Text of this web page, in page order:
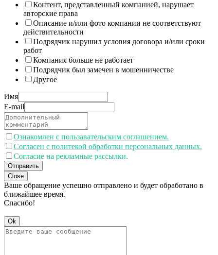
Контент, представленный компанией, нарушает
авторские права
Описание и/или фото компании не соответствуют
действительности
Подрядчик нарушил условия договора и/или сроки
работ
Компания больше не работает
Подрядчик был замечен в мошенничестве
Другое
Имя
E-mail
Ознакомлен с пользавательским соглашением.
Согласен с политекой обработки персональных данных.
Согласие на рекламные рассылки.
Отправить
Close
Ваше обращение успешно отправлено и будет обработано в
ближайшее время.
Спасибо!
Ok